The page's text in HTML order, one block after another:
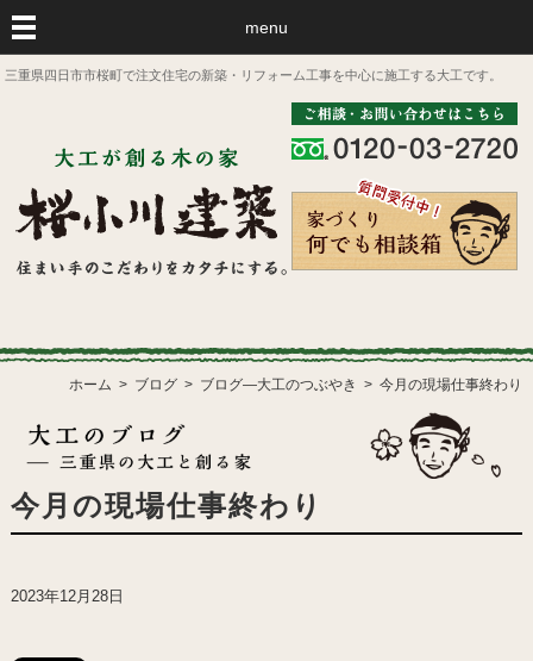
menu
三重県四日市市桜町で注文住宅の新築・リフォーム工事を中心に施工する大工です。
ホーム ブログ ブログ―大工のつぶやき 今月の現場仕事終わり
今月の現場仕事終わり
2023年12月28日